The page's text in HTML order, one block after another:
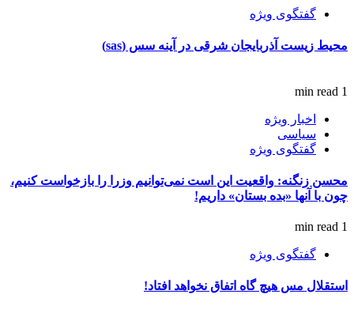
گفتگوی ویژه
محیط زیست آذربایجان شرقی در آینه سس (sas)
1 min read
اخبار ویژه
سیاسی
گفتگوی ویژه
محسن زنگنه: واقعیت این است نمی‌توانیم وزرا را بازخواست کنیم،
چون با آنها «بده بستان» داریم!
1 min read
گفتگوی ویژه
استقلال مس هیچ گاه اتفاق نخواهد افتاد!